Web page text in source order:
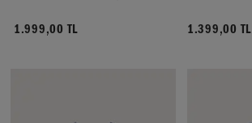
1.999,00 TL 1.399,00 TL